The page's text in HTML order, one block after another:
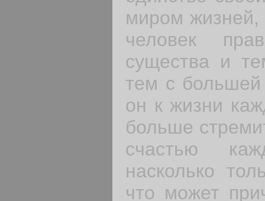
миром жизней,
человек
существа и
тем с большей
он к жизни
больше
счастью
насколько
что может